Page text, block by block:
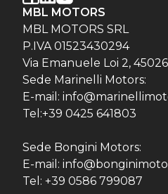
MBL MOTORS
MBL MOTORS SRL
P.IVA 01523430294
Via Emanuele Loi 2,
Sede Marinelli Motors:
E-mail:
Tel:+39 0425 641803
Sede Bongini Motors:
E-mail:
Tel: +39 0586 799087